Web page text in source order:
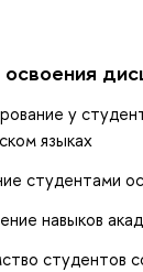
у
языках
студентами
навыков
студентов